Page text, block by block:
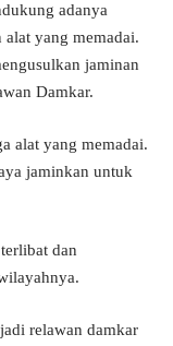
adanya
yang memadai.
jaminan
Damkar.
alat yang memadai.
jaminkan untuk
dan
relawan damkar